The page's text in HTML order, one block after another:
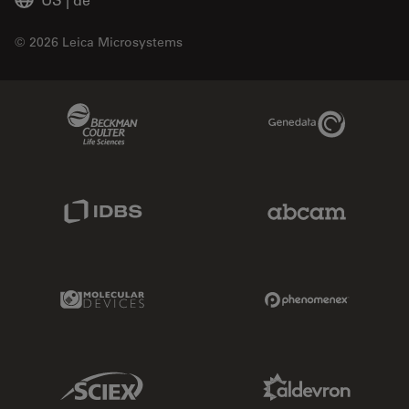
© 2026 Leica Microsystems
Genedata Link
Molecular Devices Link
Sciex Link